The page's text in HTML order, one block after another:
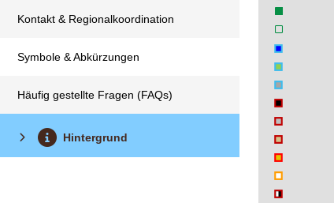
Kontakt & Regionalkoordination
Symbole & Abkürzungen
Häufig gestellte Fragen (FAQs)
Hintergrund